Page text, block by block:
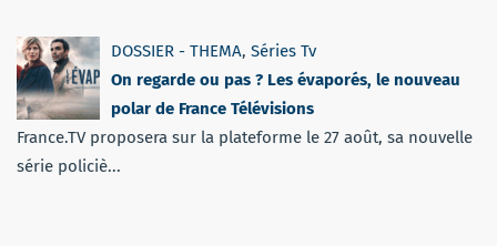
DOSSIER - THEMA, Séries Tv
On regarde ou pas ? Les évaporés, le nouveau
polar de France Télévisions
France.TV proposera sur la plateforme le 27 août, sa nouvelle
série policiè...